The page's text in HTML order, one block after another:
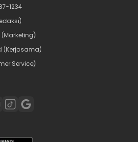
1234
(Kerjasama)
Service)